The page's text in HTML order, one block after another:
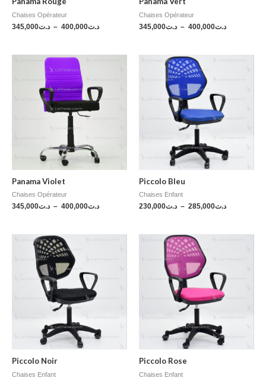
Chaises Opérateur
د.ت345,000 – د.ت400,000
Chaises Opérateur
د.ت345,000 – د.ت400,000
Panama Violet
Chaises Opérateur
د.ت345,000 – د.ت400,000
Piccolo Bleu
Chaises Enfant
د.ت230,000 – د.ت285,000
Piccolo Noir
Chaises Enfant
Piccolo Rose
Chaises Enfant